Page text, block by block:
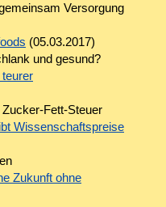
Versorgung
(05.03.2017)
und gesund?
Fett-Steuer
Wissenschaftspreise
Zukunft ohne